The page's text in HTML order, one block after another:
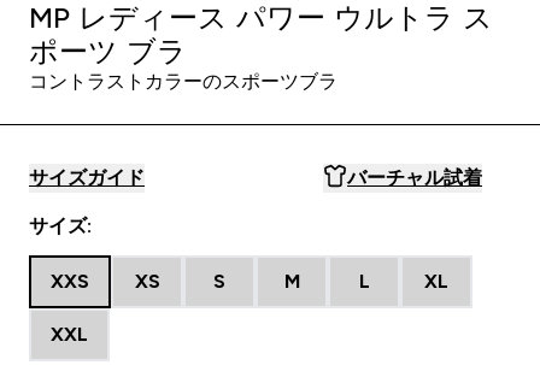
MP レディース パワー ウルトラ ス
ポーツ ブラ
コントラストカラーのスポーツブラ
サイズガイド バーチャル試着
サイズ:
XXS XS S M L XL
XXL